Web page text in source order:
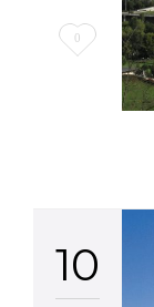
Love
0
10